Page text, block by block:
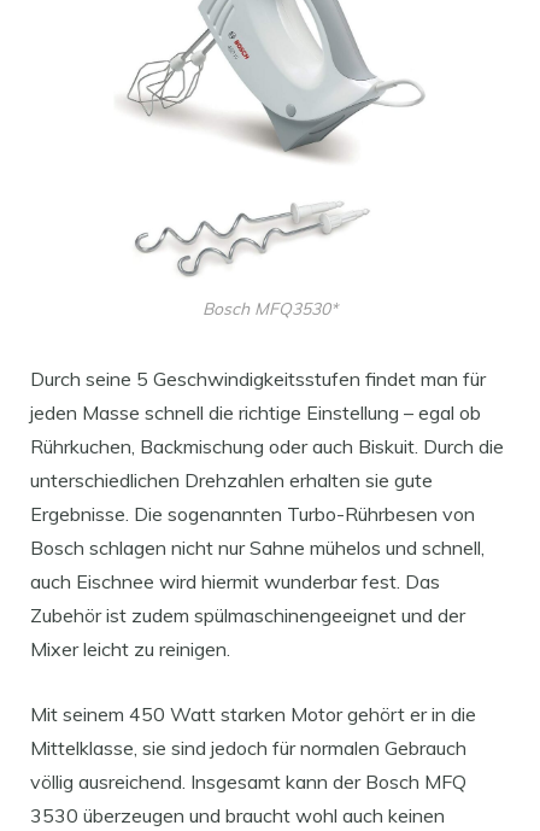
Bosch MFQ3530*
Durch seine 5 Geschwindigkeitsstufen findet man für
jeden Masse schnell die richtige Einstellung – egal ob
Rührkuchen, Backmischung oder auch Biskuit. Durch die
unterschiedlichen Drehzahlen erhalten sie gute
Ergebnisse. Die sogenannten Turbo-Rührbesen von
Bosch schlagen nicht nur Sahne mühelos und schnell,
auch Eischnee wird hiermit wunderbar fest. Das
Zubehör ist zudem spülmaschinengeeignet und der
Mixer leicht zu reinigen.
Mit seinem 450 Watt starken Motor gehört er in die
Mittelklasse, sie sind jedoch für normalen Gebrauch
völlig ausreichend. Insgesamt kann der Bosch MFQ
3530 überzeugen und braucht wohl auch keinen